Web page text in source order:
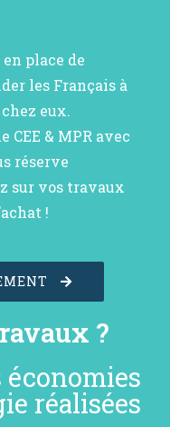
place de
les Français à
eux.
& MPR avec
réserve
sur vos travaux
!
?
économies
réalisées